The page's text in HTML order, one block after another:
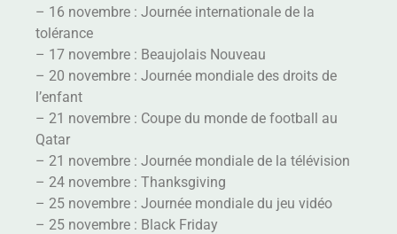
– 16 novembre : Journée internationale de la
tolérance
– 17 novembre : Beaujolais Nouveau
– 20 novembre : Journée mondiale des droits de
l’enfant
– 21 novembre : Coupe du monde de football au
Qatar
– 21 novembre : Journée mondiale de la télévision
– 24 novembre : Thanksgiving
– 25 novembre : Journée mondiale du jeu vidéo
– 25 novembre : Black Friday